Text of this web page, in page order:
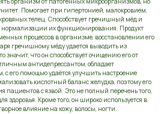
Помогает при гипертонией, малокровием,
телец. Способствует гречишный мёд и
нормализации их функционирования. Продукт
процессов в организме, восстановлении его
гречишному мёду удается выводить из
значит, что он способствует очищению его от
антидепрессантом, обладает
его помощью удаётся улучшить настроение
кислотный баланс желудка, поэтому его
пациентов с язвой. Это не полный перечень того,
здоровья. Кроме того, он широко используется в
влияние на кожу, волосы, ногти.